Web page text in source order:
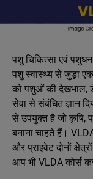
पशु चिकित्सा एवं
पशु स्वास्थ्य से जुड़ा एक
को पशुओं की देखभाल,
सेवा से संबंधित ज्ञान
से उपयुक्त है जो कृषि,
बनाना चाहते हैं।
और प्राइवेट दोनों
आप भी VLDA कोर्स